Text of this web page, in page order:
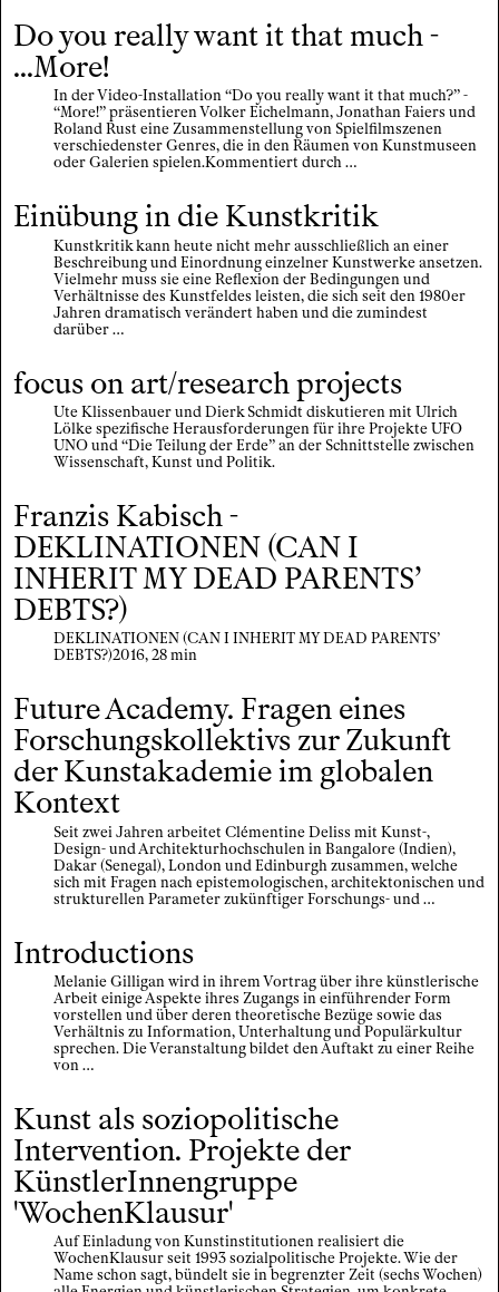
Do you really want it that much -
...More!
In der Video-Installation “Do you really want it that much?” -
“More!” präsentieren Volker Eichelmann, Jonathan Faiers und
Roland Rust eine Zusammenstellung von Spielfilmszenen
verschiedenster Genres, die in den Räumen von Kunstmuseen
oder Galerien spielen.Kommentiert durch …
Einübung in die Kunstkritik
Kunstkritik kann heute nicht mehr ausschließlich an einer
Beschreibung und Einordnung einzelner Kunstwerke ansetzen.
Vielmehr muss sie eine Reflexion der Bedingungen und
Verhältnisse des Kunstfeldes leisten, die sich seit den 1980er
Jahren dramatisch verändert haben und die zumindest
darüber …
focus on art/research projects
Ute Klissenbauer und Dierk Schmidt diskutieren mit Ulrich
Lölke spezifische Herausforderungen für ihre Projekte UFO
UNO und “Die Teilung der Erde” an der Schnittstelle zwischen
Wissenschaft, Kunst und Politik.
Franzis Kabisch -
DEKLINATIONEN (CAN I
INHERIT MY DEAD PARENTS’
DEBTS?)
DEKLINATIONEN (CAN I INHERIT MY DEAD PARENTS’
DEBTS?)2016, 28 min
Future Academy. Fragen eines
Forschungskollektivs zur Zukunft
der Kunstakademie im globalen
Kontext
Seit zwei Jahren arbeitet Clémentine Deliss mit Kunst-,
Design- und Architekturhochschulen in Bangalore (Indien),
Dakar (Senegal), London und Edinburgh zusammen, welche
sich mit Fragen nach epistemologischen, architektonischen und
strukturellen Parameter zukünftiger Forschungs- und …
Introductions
Melanie Gilligan wird in ihrem Vortrag über ihre künstlerische
Arbeit einige Aspekte ihres Zugangs in einführender Form
vorstellen und über deren theoretische Bezüge sowie das
Verhältnis zu Information, Unterhaltung und Populärkultur
sprechen. Die Veranstaltung bildet den Auftakt zu einer Reihe
von …
Kunst als soziopolitische
Intervention. Projekte der
KünstlerInnengruppe
'WochenKlausur'
Auf Einladung von Kunstinstitutionen realisiert die
WochenKlausur seit 1993 sozialpolitische Projekte. Wie der
Name schon sagt, bündelt sie in begrenzter Zeit (sechs Wochen)